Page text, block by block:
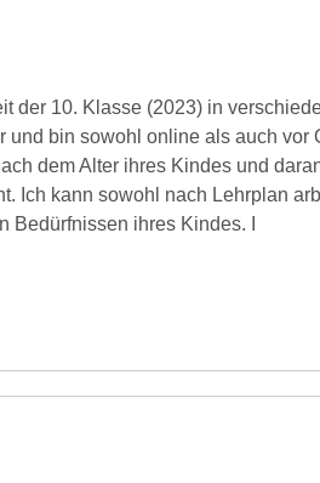
der 10. Klasse (2023) in
und bin sowohl online als auch vor
dem Alter ihres Kindes und
Ich kann sowohl nach Lehrplan
Bedürfnissen ihres Kindes. I